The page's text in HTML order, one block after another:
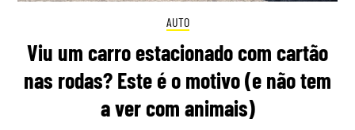
AUTO
Viu um carro estacionado com cartão
nas rodas? Este é o motivo (e não tem
a ver com animais)